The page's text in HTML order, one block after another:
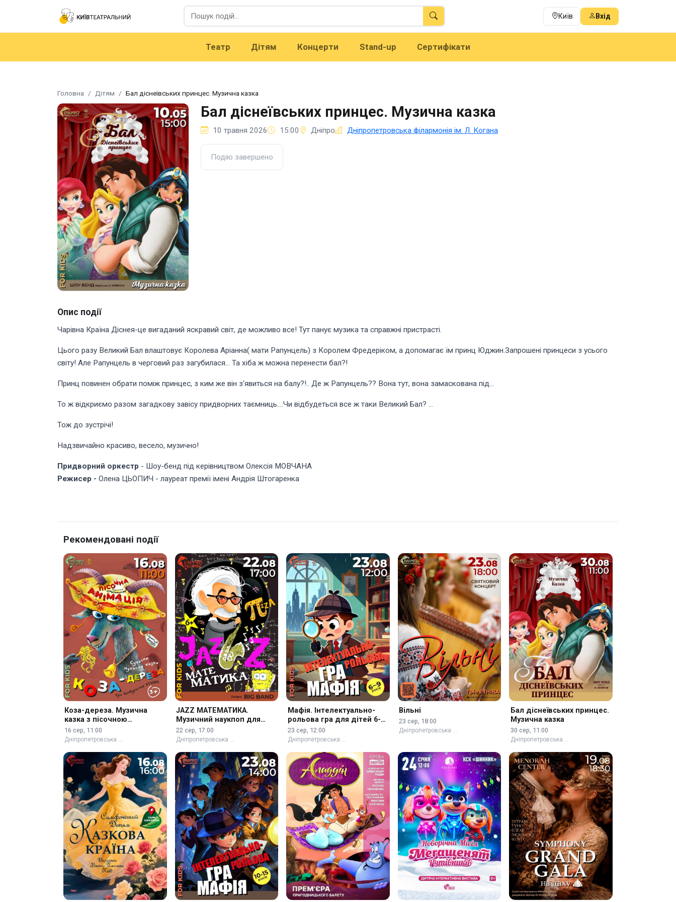
Київ Вхід
Театр Дітям Концерти Stand-up Сертифікати
Головна Дітям Бал діснеївських принцес. Музична казка
Бал діснеївських принцес. Музична казка
10 травня 2026 15:00 Дніпро Дніпропетровська філармонія ім. Л. Когана
Подію завершено
Опис події
Чарівна Країна Діснея-це вигаданий яскравий світ, де можливо все! Тут панує музика та справжні пристрасті.
Цього разу Великий Бал влаштовує Королева Аріанна( мати Рапунцель) з Королем Фредеріком, а допомагає їм принц Юджин.Запрошені принцеси з усього
світу! Але Рапунцель в черговий раз загубилася… Та хіба ж можна перенести бал?!
Принц повинен обрати поміж принцес, з ким же він з'явиться на балу?!.. Де ж Рапунцель?? Вона тут, вона замаскована під...
То ж відкриємо разом загадкову завісу придворних таємниць….Чи відбудеться все ж таки Великий Бал? …
Тож до зустрічі!
Надзвичайно красиво, весело, музично!
Придворний оркестр - Шоу-бенд під керівництвом Олексія МОВЧАНА
Режисер - Олена ЦЬОПИЧ - лауреат премії імені Андрія Штогаренка
Рекомендовані події
Коза-дереза. Музична
казка з пісочною
анімацією 3+
16 сер, 11:00
Дніпропетровська …
JAZZ МАТЕМАТИКА.
Музичний наукпоп для
всієї родини
22 сер, 17:00
Дніпропетровська …
Мафія. Інтелектуально-
рольова гра для дітей 6-8
років
23 сер, 12:00
Дніпропетровська …
Вільні
23 сер, 18:00
Дніпропетровська …
Бал діснеївських принцес.
Музична казка
30 сер, 11:00
Дніпропетровська …